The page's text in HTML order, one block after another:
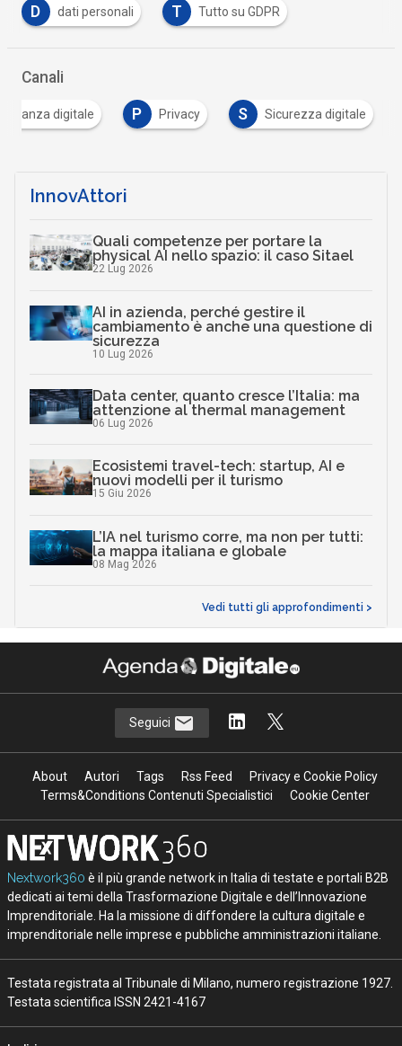
D dati personali T Tutto su GDPR
Canali
digitale P Privacy S Sicurezza digitale
InnovAttori
Quali competenze per portare la
physical AI nello spazio: il caso Sitael
22 Lug 2026
AI in azienda, perché gestire il
cambiamento è anche una questione di
sicurezza
10 Lug 2026
Data center, quanto cresce l’Italia: ma
attenzione al thermal management
06 Lug 2026
Ecosistemi travel-tech: startup, AI e
nuovi modelli per il turismo
15 Giu 2026
L’IA nel turismo corre, ma non per tutti:
la mappa italiana e globale
08 Mag 2026
Vedi tutti gli approfondimenti >
Seguici
About Autori Tags Rss Feed
Privacy e Cookie Policy
Terms&Conditions Contenuti Specialistici
Cookie Center
Nextwork360 è il più grande network in Italia di testate e portali B2B
dedicati ai temi della Trasformazione Digitale e dell’Innovazione
Imprenditoriale. Ha la missione di diffondere la cultura digitale e
imprenditoriale nelle imprese e pubbliche amministrazioni italiane.
Testata registrata al Tribunale di Milano, numero registrazione 1927.
Testata scientifica ISSN 2421-4167